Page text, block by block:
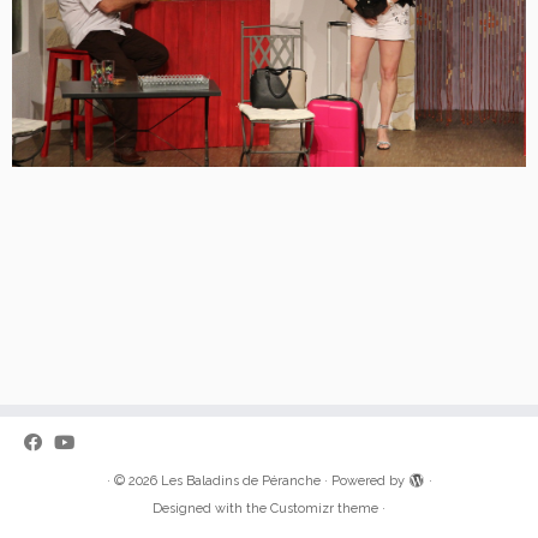
· © 2026 Les Baladins de Péranche· Powered by
·
Designed with the Customizr theme ·